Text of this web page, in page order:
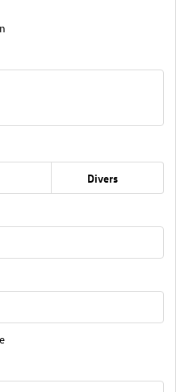
Divers